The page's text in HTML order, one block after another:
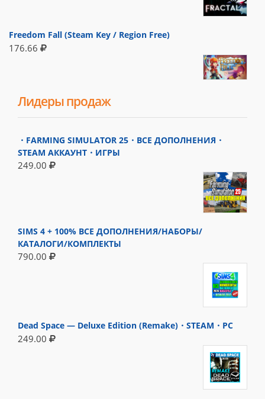
Freedom Fall (Steam Key / Region Free)
176.66
Лидеры продаж
・FARMING SIMULATOR 25・ВСЕ ДОПОЛНЕНИЯ・
STEAM АККАУНТ・ИГРЫ
249.00
SIMS 4 + 100% ВСЕ ДОПОЛНЕНИЯ/НАБОРЫ/
КАТАЛОГИ/КОМПЛЕКТЫ
790.00
Dead Space — Deluxe Edition (Remake)・STEAM・PC
249.00